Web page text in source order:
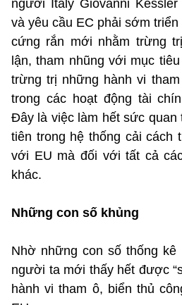
người Italy Giovanni
và yêu cầu EC phải sớm
cứng rắn mới nhằm trừng
lận, tham nhũng với mục
trừng trị những hành vi
trong các hoạt động tài
Đây là việc làm hết sức
tiên trong hệ thống cải cách
với EU mà đối với tất cả
khác.
Những con số khủng
Nhờ những con số thống kê
người ta mới thấy hết được
hành vi tham ô, biển thủ